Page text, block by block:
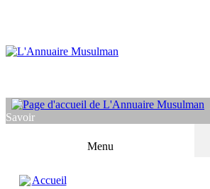
Savoir
Menu
Accueil